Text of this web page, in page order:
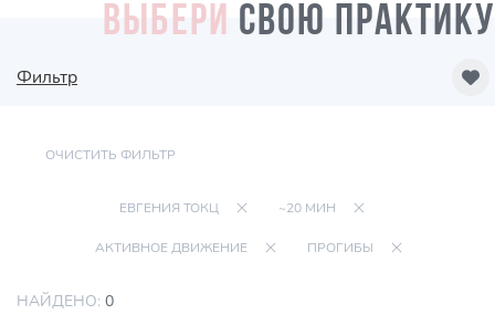
ВЫБЕРИ СВОЮ ПРАКТИКУ
Фильтр
ОЧИСТИТЬ ФИЛЬТР
ЕВГЕНИЯ ТОКЦ ~20 МИН
АКТИВНОЕ ДВИЖЕНИЕ ПРОГИБЫ
НАЙДЕНО: 0